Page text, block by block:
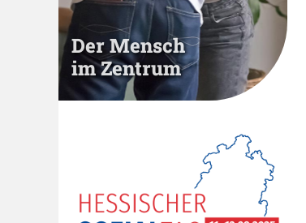
Der Mensch
im Zentrum